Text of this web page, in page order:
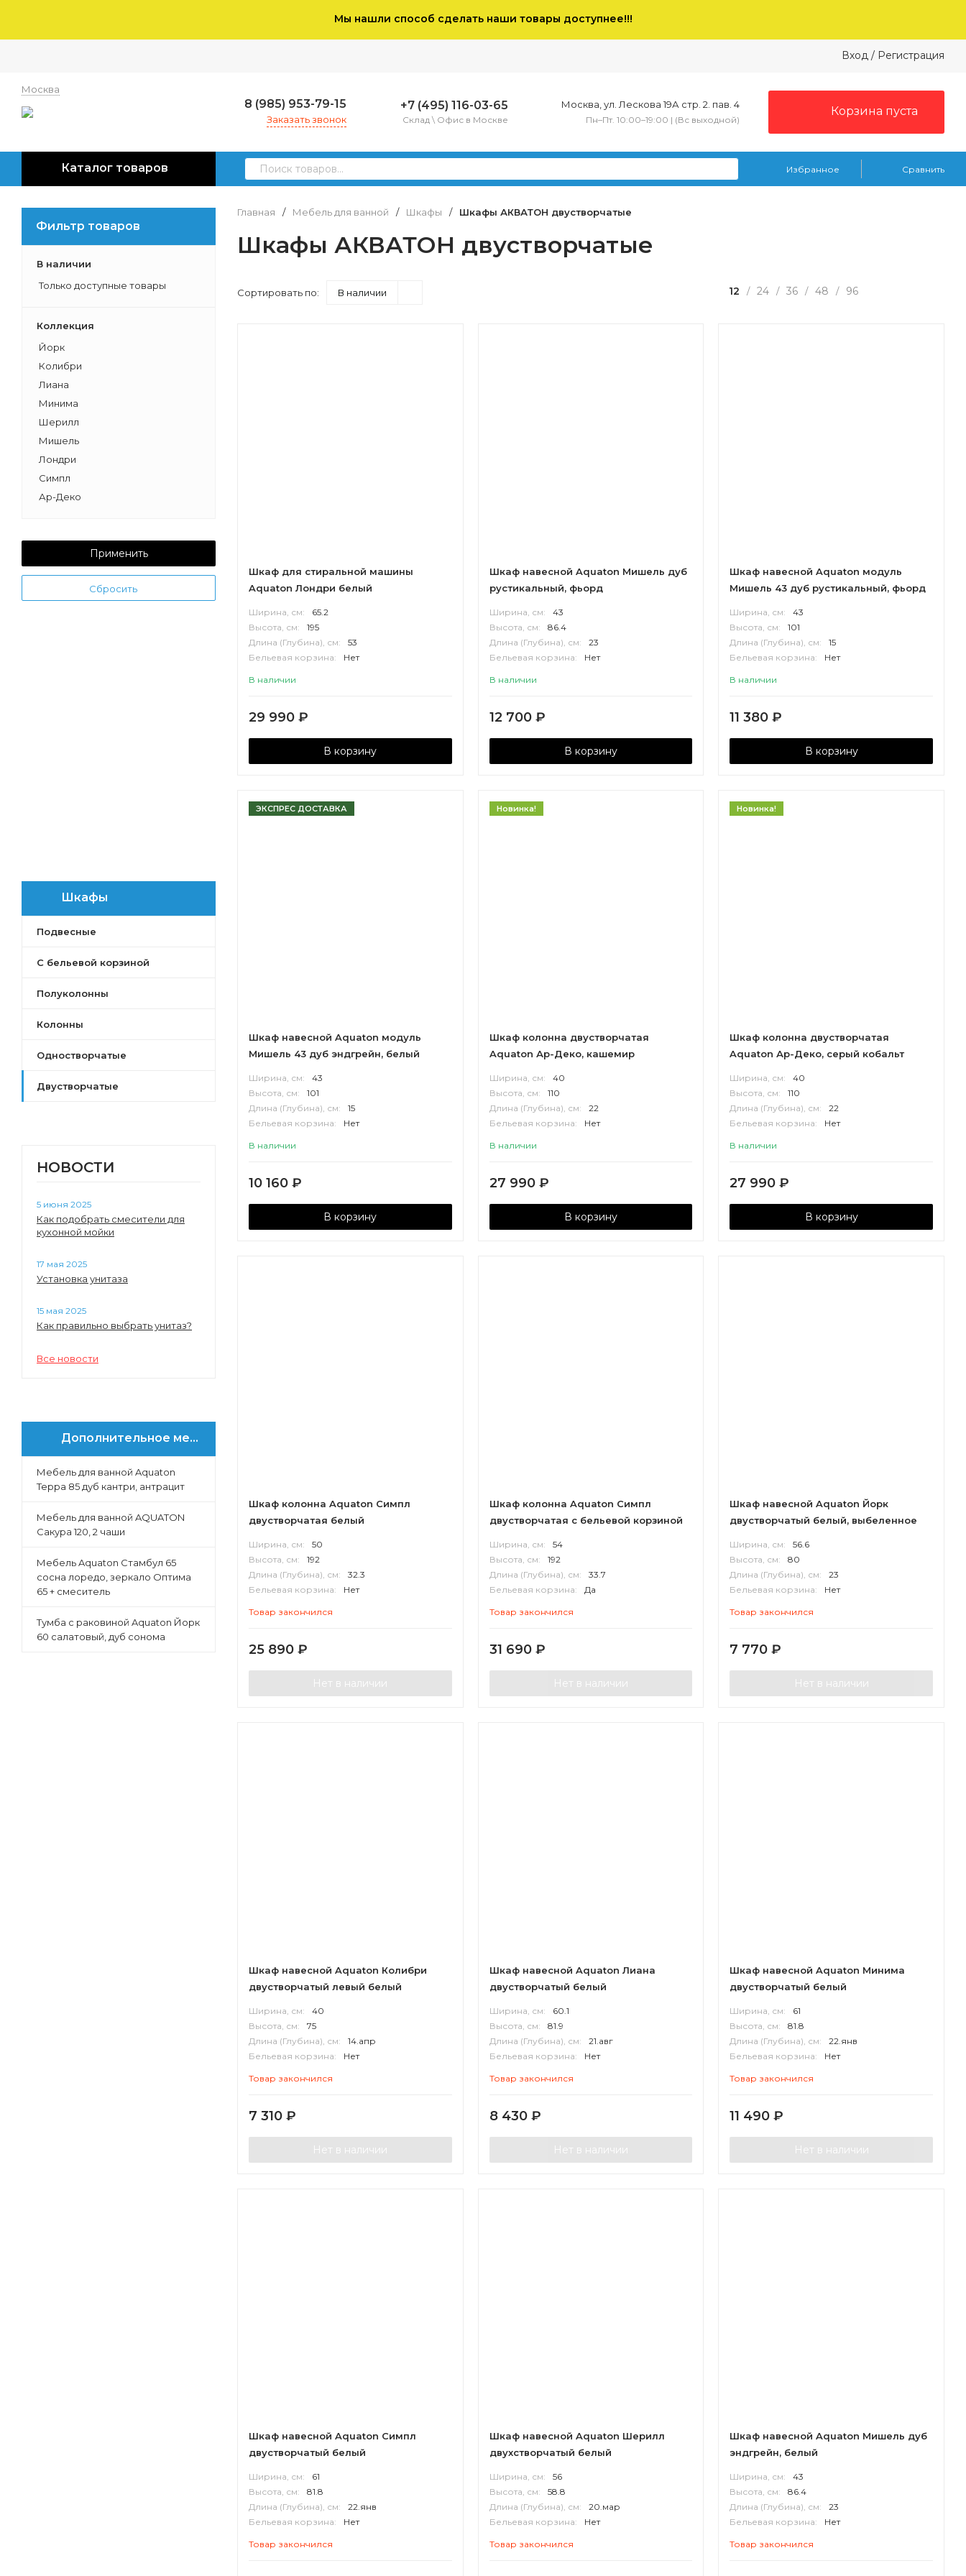
Мы нашли способ сделать наши товары доступнее!!!
Москва
Вход / Регистрация
8 (985) 953-79-15
Заказать звонок
+7 (495) 116-03-65
Склад \ Офис в Москве
Москва, ул. Лескова 19А стр. 2. пав. 4
Пн–Пт. 10:00–19:00 | (Вс выходной)
Корзина пуста
Каталог товаров Избранное Сравнить
Фильтр товаров
В наличии
Только доступные товары
Коллекция
Йорк
Колибри
Лиана
Минима
Шерилл
Мишель
Лондри
Симпл
Ар-Деко
Применить
Сбросить
Шкафы
Подвесные
С бельевой корзиной
Полуколонны
Колонны
Одностворчатые
Двустворчатые
НОВОСТИ
5 июня 2025
Как подобрать смесители для
кухонной мойки
17 мая 2025
Установка унитаза
15 мая 2025
Как правильно выбрать унитаз?
Все новости
Дополнительное меню
Мебель для ванной Aquaton
Терра 85 дуб кантри, антрацит
Мебель для ванной AQUATON
Сакура 120, 2 чаши
Мебель Aquaton Стамбул 65
сосна лоредо, зеркало Оптима
65 + смеситель
Тумба с раковиной Aquaton Йорк
60 салатовый, дуб сонома
Главная / Мебель для ванной / Шкафы / Шкафы АКВАТОН двустворчатые
Шкафы АКВАТОН двустворчатые
Сортировать по: В наличии 12 / 24 / 36 / 48 / 96
Шкаф для стиральной машины
Aquaton Лондри белый
Ширина, см:
65.2
Высота, см:
195
Длина (Глубина), см:
53
Бельевая корзина:
Нет
В наличии
29 990 ₽
В корзину
Шкаф навесной Aquaton Мишель дуб
рустикальный, фьорд
Ширина, см:
43
Высота, см:
86.4
Длина (Глубина), см:
23
Бельевая корзина:
Нет
В наличии
12 700 ₽
В корзину
Шкаф навесной Aquaton модуль
Мишель 43 дуб рустикальный, фьорд
Ширина, см:
43
Высота, см:
101
Длина (Глубина), см:
15
Бельевая корзина:
Нет
В наличии
11 380₽
В корзину
ЭКСПРЕС ДОСТАВКА
Шкаф навесной Aquaton модуль
Мишель 43 дуб эндгрейн, белый
Ширина, см:
43
Высота, см:
101
Длина (Глубина), см:
15
Бельевая корзина:
Нет
В наличии
10 160 ₽
В корзину
Новинка!
Шкаф колонна двустворчатая
Aquaton Ар-Деко, кашемир
Ширина, см:
40
Высота, см:
110
Длина (Глубина), см:
22
Бельевая корзина:
Нет
В наличии
27 990 ₽
В корзину
Новинка!
Шкаф колонна двустворчатая
Aquaton Ар-Деко, серый кобальт
Ширина, см:
40
Высота, см:
110
Длина (Глубина), см:
22
Бельевая корзина:
Нет
В наличии
27 990₽
В корзину
Шкаф колонна Aquaton Симпл
двустворчатая белый
Ширина, см:
50
Высота, см:
192
Длина (Глубина), см:
32.3
Бельевая корзина:
Нет
Товар закончился
25 890 ₽
Нет в наличии
Шкаф колонна Aquaton Симпл
двустворчатая с бельевой корзиной
Ширина, см:
54
Высота, см:
192
Длина (Глубина), см:
33.7
Бельевая корзина:
Да
Товар закончился
31 690 ₽
Нет в наличии
Шкаф навесной Aquaton Йорк
двустворчатый белый, выбеленное
Ширина, см:
56.6
Высота, см:
80
Длина (Глубина), см:
23
Бельевая корзина:
Нет
Товар закончился
7 770₽
Нет в наличии
Шкаф навесной Aquaton Колибри
двустворчатый левый белый
Ширина, см:
40
Высота, см:
75
Длина (Глубина), см:
14.апр
Бельевая корзина:
Нет
Товар закончился
7 310 ₽
Нет в наличии
Шкаф навесной Aquaton Лиана
двустворчатый белый
Ширина, см:
60.1
Высота, см:
81.9
Длина (Глубина), см:
21.авг
Бельевая корзина:
Нет
Товар закончился
8 430 ₽
Нет в наличии
Шкаф навесной Aquaton Минима
двустворчатый белый
Ширина, см:
61
Высота, см:
81.8
Длина (Глубина), см:
22.янв
Бельевая корзина:
Нет
Товар закончился
11 490₽
Нет в наличии
Шкаф навесной Aquaton Симпл
двустворчатый белый
Ширина, см:
61
Высота, см:
81.8
Длина (Глубина), см:
22.янв
Бельевая корзина:
Нет
Товар закончился
Шкаф навесной Aquaton Шерилл
двухстворчатый белый
Ширина, см:
56
Высота, см:
58.8
Длина (Глубина), см:
20.мар
Бельевая корзина:
Нет
Товар закончился
Шкаф навесной Aquaton Мишель дуб
эндгрейн, белый
Ширина, см:
43
Высота, см:
86.4
Длина (Глубина), см:
23
Бельевая корзина:
Нет
Товар закончился